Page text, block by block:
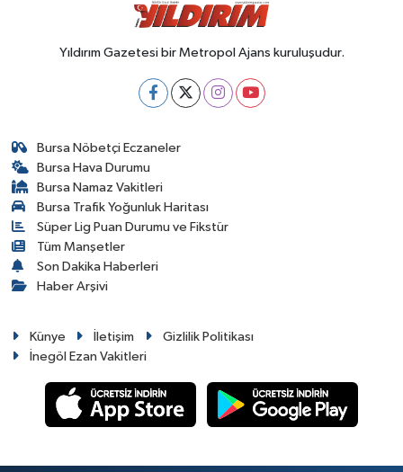
Yıldırım Gazetesi bir Metropol Ajans kuruluşudur.
Bursa Nöbetçi Eczaneler
Bursa Hava Durumu
Bursa Namaz Vakitleri
Bursa Trafik Yoğunluk Haritası
Süper Lig Puan Durumu ve Fikstür
Tüm Manşetler
Son Dakika Haberleri
Haber Arşivi
Künye İletişim
Gizlilik Politikası
İnegöl Ezan Vakitleri